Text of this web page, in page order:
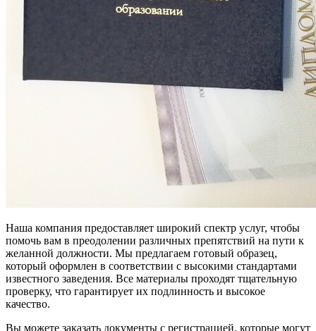
Наша компания предоставляет широкий спектр услуг, чтобы
помочь вам в преодолении различных препятствий на пути к
желанной должности. Мы предлагаем готовый образец,
который оформлен в соответствии с высокими стандартами
известного заведения. Все материалы проходят тщательную
проверку, что гарантирует их подлинность и высокое
качество.
Вы можете заказать документы с регистрацией, которые могут